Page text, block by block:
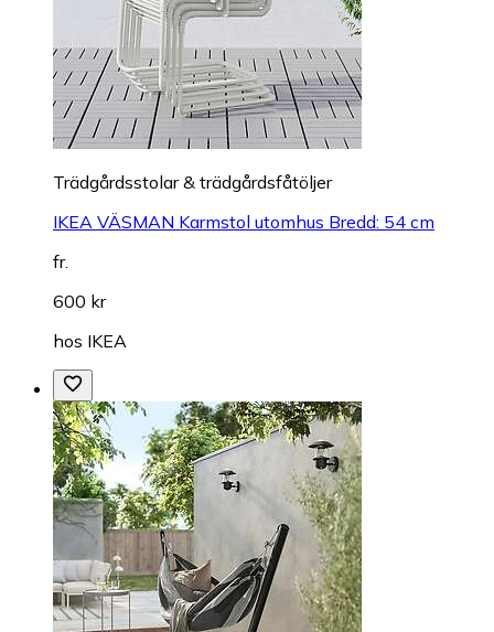
Trädgårdsstolar & trädgårdsfåtöljer
IKEA VÄSMAN Karmstol utomhus Bredd: 54 cm
fr.
600 kr
hos IKEA